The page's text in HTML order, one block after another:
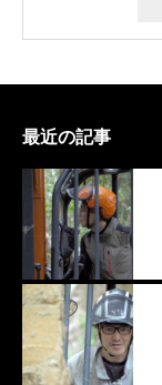
最近の記事